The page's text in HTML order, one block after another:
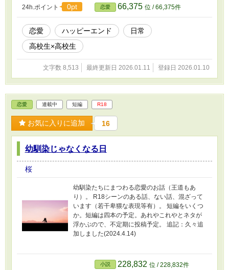
24h.ポイント 0pt 恋愛 66,375 位 / 66,375件
恋愛 ハッピーエンド
日常
高校生×高校生
文字数 8,513 最終更新日 2026.01.11 登録日 2026.01.10
恋愛 連載中 短編 R18
お気に入りに追加 16
幼馴染じゃなくなる日
桜
幼馴染たちにまつわる恋愛のお話（王道もあ
り）。 R18シーンのある話、ない話、混ざって
います（若干卑猥な表現等有）。 短編をいくつ
か。短編は四本の予定。あれやこれやとネタが
浮かぶので、不定期に投稿予定。 追記：久々追
加しました(2024.4.14)
小説 228,832 位 / 228,832件